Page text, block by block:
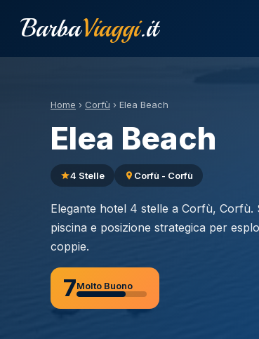
BarbaViaggi.it
Home › Corfù › Elea Beach
Elea Beach
4 Stelle Corfù - Corfù
Elegante hotel 4 stelle a Corfù,
piscina e posizione strategica per
coppie.
7Molto Buono